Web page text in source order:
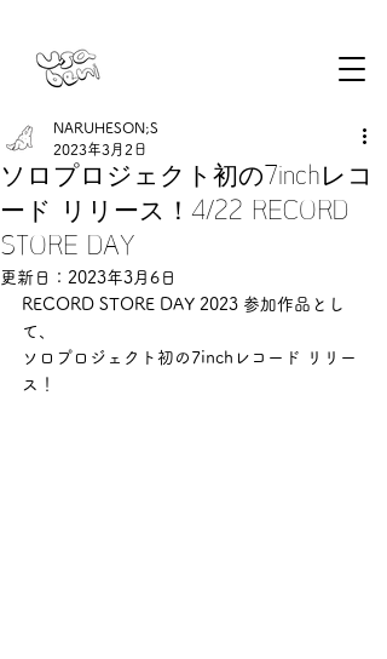
ソロプロジェクト初の7inchレコ
ード リリース！4/22 RECORD
STORE DAY
NARUHESON;S
2023年3月2日
更新日： 2023年3月6日
RECORD STORE DAY 2023 参加作品とし
て、
ソロプロジェクト初の7inchレコード リリー
ス！